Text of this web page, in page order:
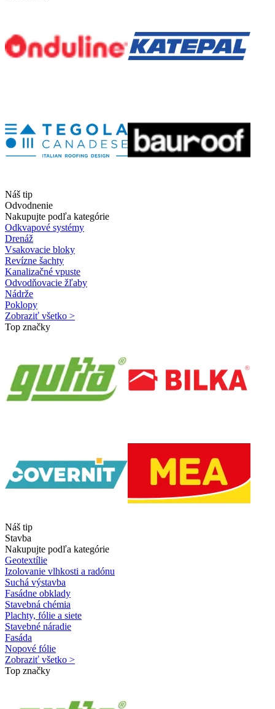
Náš tip
Odvodnenie
Nakupujte podľa kategórie
Odkvapové systémy
Drenáž
Vsakovacie bloky
Revízne šachty
Kanalizačné vpuste
Odvodňovacie žľaby
Nádrže
Poklopy
Zobraziť všetko >
Top značky
Náš tip
Stavba
Nakupujte podľa kategórie
Geotextílie
Izolovanie vlhkosti a radónu
Suchá výstavba
Fasádne obklady
Stavebná chémia
Plachty, fólie a siete
Stavebné náradie
Fasáda
Nopové fólie
Zobraziť všetko >
Top značky